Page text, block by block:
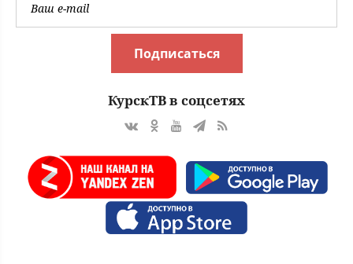
Подписаться
КурскТВ в соцсетях